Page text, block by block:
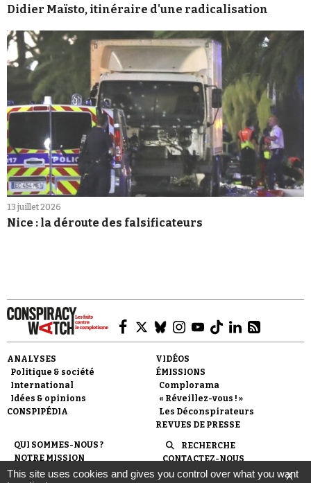
Didier Maïsto, itinéraire d'une radicalisation
13 juillet 2026
Nice : la déroute des falsificateurs
ANALYSES
Politique & société
International
Idées & opinions
CONSPIPÉDIA
VIDÉOS
ÉMISSIONS
Complorama
« Réveillez-vous ! »
Les Déconspirateurs
REVUES DE PRESSE
QUI SOMMES-NOUS ?
NOTRE MISSION
NOTRE CHARTE ÉDITORIALE
RECHERCHE
CONTACTEZ-NOUS
ESPACE PRESSE
X
This site uses cookies and gives you control over what you want